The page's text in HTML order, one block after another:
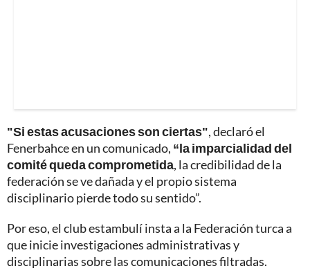
"Si estas acusaciones son ciertas", declaró el
Fenerbahce en un comunicado, “la imparcialidad del
comité queda comprometida, la credibilidad de la
federación se ve dañada y el propio sistema
disciplinario pierde todo su sentido”.
Por eso, el club estambulí insta a la Federación turca a
que inicie investigaciones administrativas y
disciplinarias sobre las comunicaciones filtradas.